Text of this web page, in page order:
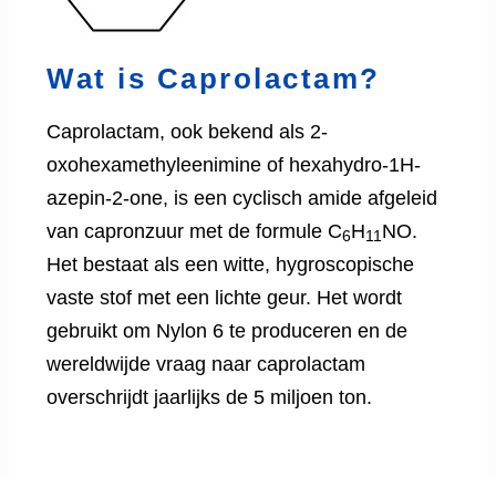
Wat is Caprolactam?
Caprolactam, ook bekend als 2-
oxohexamethyleenimine of hexahydro-1H-
azepin-2-one, is een cyclisch amide afgeleid
van capronzuur met de formule C6H11NO.
Het bestaat als een witte, hygroscopische
vaste stof met een lichte geur. Het wordt
gebruikt om Nylon 6 te produceren en de
wereldwijde vraag naar caprolactam
overschrijdt jaarlijks de 5 miljoen ton.